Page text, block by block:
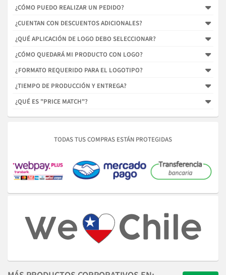
¿CÓMO PUEDO REALIZAR UN PEDIDO?
¿CUENTAN CON DESCUENTOS ADICIONALES?
¿QUÉ APLICACIÓN DE LOGO DEBO SELECCIONAR?
¿CÓMO QUEDARÁ MI PRODUCTO CON LOGO?
¿FORMATO REQUERIDO PARA EL LOGOTIPO?
¿TIEMPO DE PRODUCCIÓN Y ENTREGA?
¿QUÉ ES "PRICE MATCH"?
TODAS TUS COMPRAS ESTÁN PROTEGIDAS